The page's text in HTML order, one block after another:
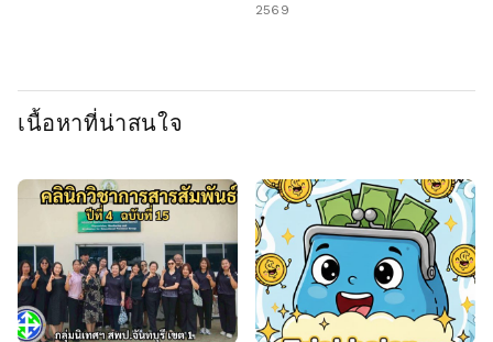
2569
เนื้อหาที่น่าสนใจ